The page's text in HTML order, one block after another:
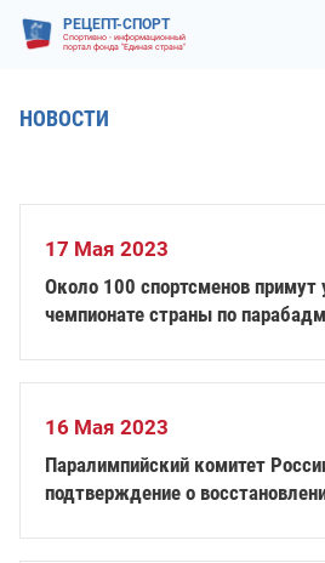
РЕЦЕПТ-СПОРТ
Спортивно - информационный
портал фонда "Единая страна"
НОВОСТИ
17 Мая 2023
Около 100 спортсменов примут
чемпионате страны по
16 Мая 2023
Паралимпийский комитет
подтверждение о